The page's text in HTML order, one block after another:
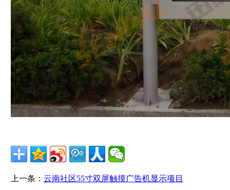
上一条： 云南社区55寸双屏触摸广告机显示项目